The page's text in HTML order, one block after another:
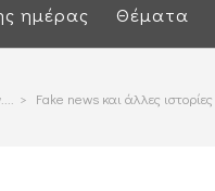
ημέρας
Θέματα
> Fake news και άλλες ιστορίες